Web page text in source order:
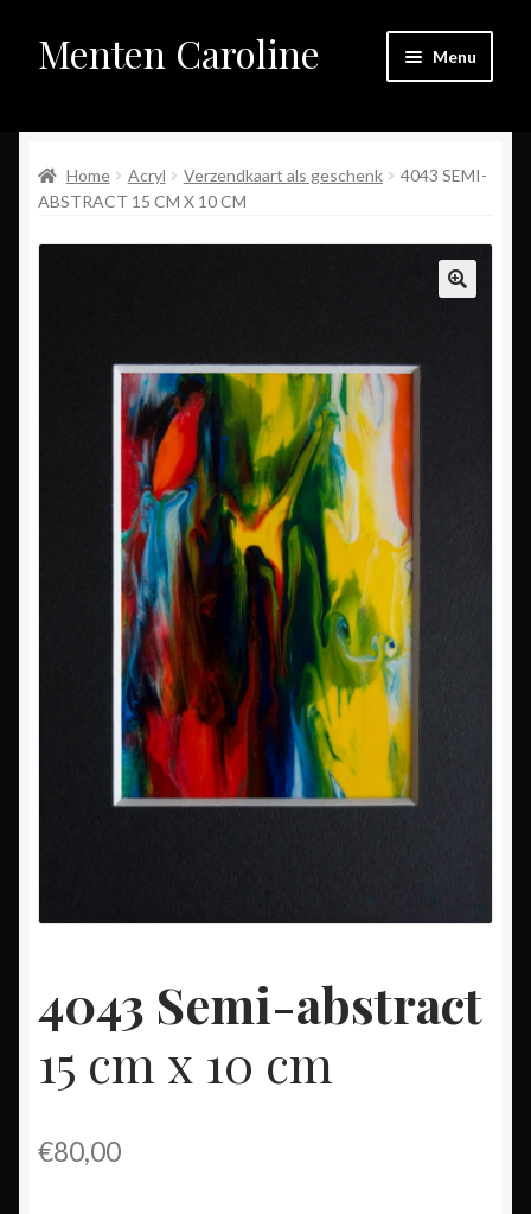
Skip
to
Skip
to
Menten Caroline Menu
Galerij
Expand
Winkel
child
menu
Home Acryl Verzendkaart als geschenk
4043 SEMI-
ABSTRACT 15 CM X 10 CM
4043 Semi-abstract
15 cm x 10 cm
€80,00